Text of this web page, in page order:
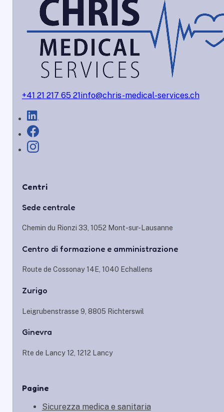
+41 21 217 65 21info@chris-medical-services.ch
Centri
Sede centrale
Chemin du Rionzi 33, 1052 Mont-sur-Lausanne
Centro di formazione e amministrazione
Route de Cossonay 14E, 1040 Echallens
Zurigo
Leigrubenstrasse 9, 8805 Richterswil
Ginevra
Rte de Lancy 12, 1212 Lancy
Pagine
Sicurezza medica e sanitaria